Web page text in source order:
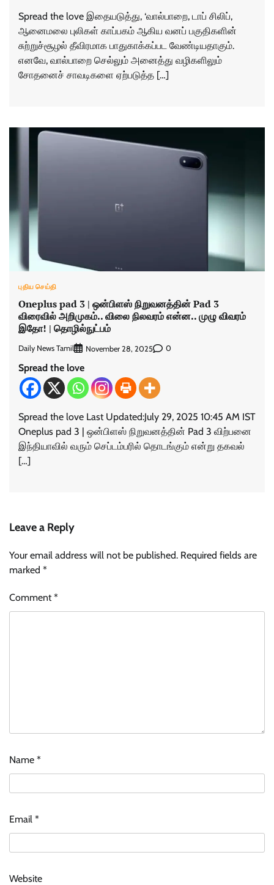
Spread the love இதையடுத்து, ‘வால்பாறை, டாப் சிலிப்,
ஆனைமலை புலிகள் காப்பகம் ஆகிய வனப் பகுதிகளின்
சுற்றுச்சூழல் தீவிரமாக பாதுகாக்கப்பட வேண்டியதாகும்.
எனவே, வால்பாறை செல்லும் அனைத்து வழிகளிலும்
சோதனைச் சாவடிகளை ஏற்படுத்த […]
புதிய செய்தி
Oneplus pad 3 | ஒன்பிளஸ் நிறுவனத்தின் Pad 3
விரைவில் அறிமுகம்.. விலை நிலவரம் என்ன.. முழு விவரம்
இதோ! | தொழில்நுட்பம்
Daily News Tamil November 28, 2025 0
Spread the love
Spread the love Last Updated:July 29, 2025 10:45 AM IST
Oneplus pad 3 | ஒன்பிளஸ் நிறுவனத்தின் Pad 3 விற்பனை
இந்தியாவில் வரும் செப்டம்பரில் தொடங்கும் என்று தகவல்
[…]
Leave a Reply
Your email address will not be published. Required fields are
marked *
Comment*
Name *
Email *
Website